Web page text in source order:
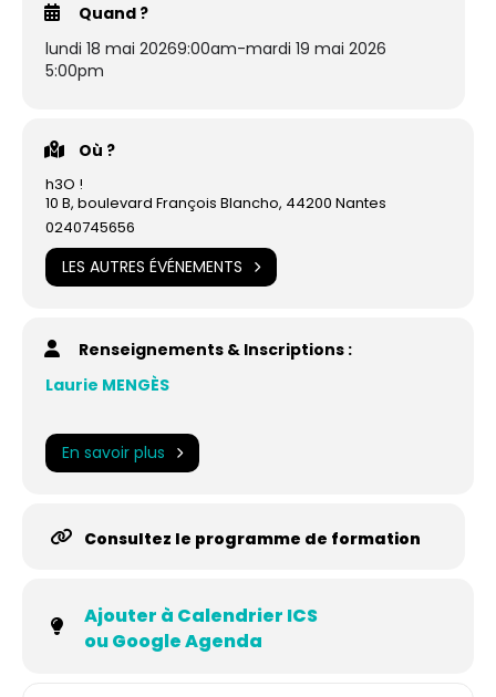
Quand ?
lundi 18 mai 20269:00am-mardi 19 mai 2026
5:00pm
Où ?
h3O !
10 B, boulevard François Blancho, 44200 Nantes
0240745656
LES AUTRES ÉVÉNEMENTS
Renseignements & Inscriptions :
Laurie MENGÈS
En savoir plus
Consultez le programme de formation
Ajouter à Calendrier ICS
ou Google Agenda